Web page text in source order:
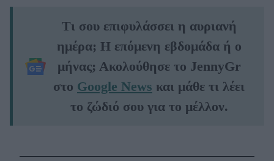
Τι σου επιφυλάσσει η αυριανή
ημέρα; Η επόμενη εβδομάδα ή ο
μήνας; Ακολούθησε το JennyGr
στο Google News και μάθε τι λέει
το ζώδιό σου για το μέλλον.